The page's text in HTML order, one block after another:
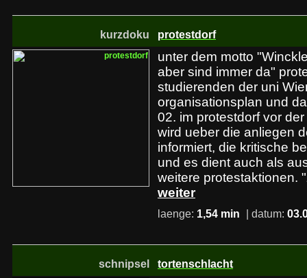
kurzdoku protestdorf
unter dem motto
aber sind immer da"
studierenden der uni
organisationsplan und
02. im protestdorf vor
wird ueber die anliegen
informiert, die kritische
und es dient auch als
weitere protestaktionen.
weiter
laenge: 1,54 min | datum:
schnipsel tortenschlacht